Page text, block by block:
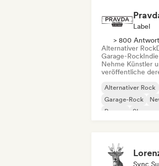
Label
> 800
Alternativer Rock
Garage-Rock
Nehme Künstler
veröffentliche
Alternativer Rock
Garage-Rock
Reggae
Shoegaze
Sync